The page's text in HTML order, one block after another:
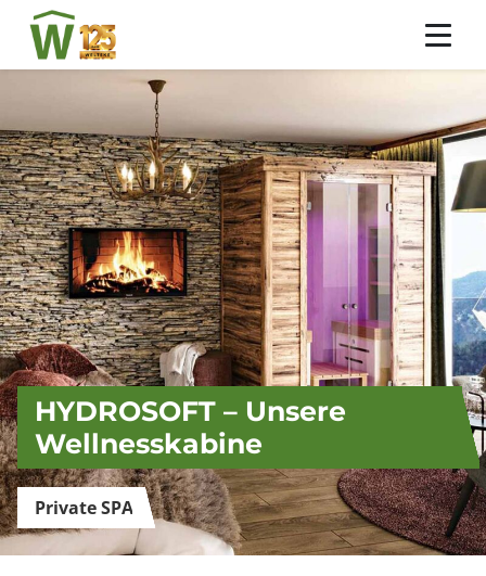
HYDROSOFT – Unsere
Wellnesskabine
Private SPA